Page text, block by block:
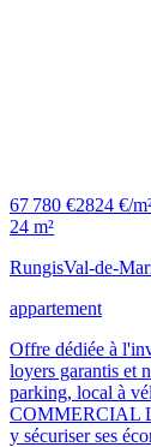
67 780 €2824 €/
24 m²
RungisVal-de-
appartement
Offre dédiée à
loyers garantis et
parking, local à
COMMERCIAL
y sécuriser ses